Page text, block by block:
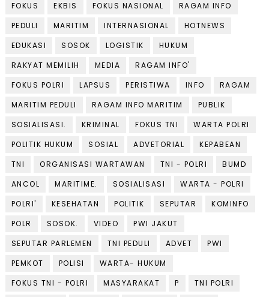
FOKUS
EKBIS FOKUS NASIONAL
RAGAM INFO
PEDULI
MARITIM INTERNASIONAL
HOTNEWS
EDUKASI
SOSOK LOGISTIK
HUKUM
RAKYAT MEMILIH
MEDIA
RAGAM INFO'
FOKUS POLRI
LAPSUS PERISTIWA INFO
RAGAM
MARITIM PEDULI
RAGAM INFO MARITIM
PUBLIK
SOSIALISASI.
KRIMINAL FOKUS TNI
WARTA POLRI
POLITIK HUKUM
SOSIAL ADVETORIAL
KEPABEAN
TNI
ORGANISASI WARTAWAN TNI - POLRI
BUMD
ANCOL
MARITIME. SOSIALISASI
WARTA - POLRI
POLRI'
KESEHATAN POLITIK SEPUTAR
KOMINFO
POLR
SOSOK. VIDEO
PWI JAKUT
SEPUTAR PARLEMEN
TNI PEDULI ADVET
PWI
PEMKOT
POLISI
WARTA- HUKUM
FOKUS TNI - POLRI
MASYARAKAT P
TNI POLRI